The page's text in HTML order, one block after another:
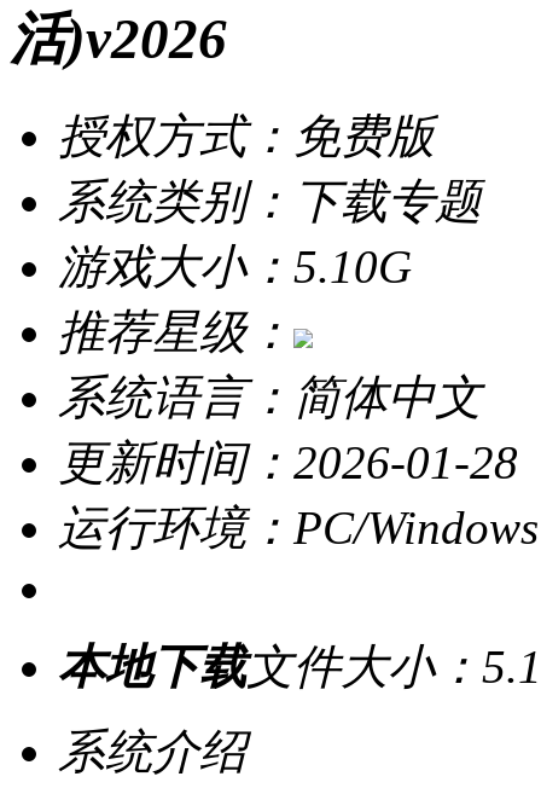
活)v2026
授权方式：免费版
系统类别：下载专题
游戏大小：5.10G
推荐星级：
系统语言：简体中文
更新时间：2026-01-28
运行环境：PC/Windows
本地下载文件大小：
系统介绍